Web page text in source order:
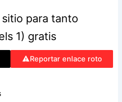
para tanto
1) gratis
Reportar enlace roto